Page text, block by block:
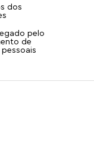
dos
pelo
de